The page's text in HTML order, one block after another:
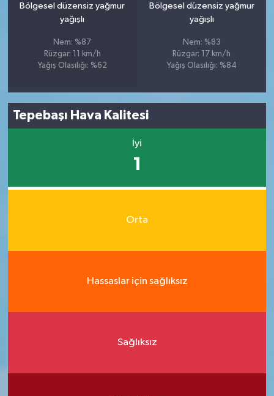
Bölgesel düzensiz yağmur
yağışlı
Nem: %87
Rüzgar: 11 km/h
Yağış Olasılığı: %62
Bölgesel düzensiz yağmur
yağışlı
Nem: %83
Rüzgar: 17 km/h
Yağış Olasılığı: %84
Tepebaşı Hava Kalitesi
İyi
1
Orta
Hassaslar için sağlıksız
Sağlıksız